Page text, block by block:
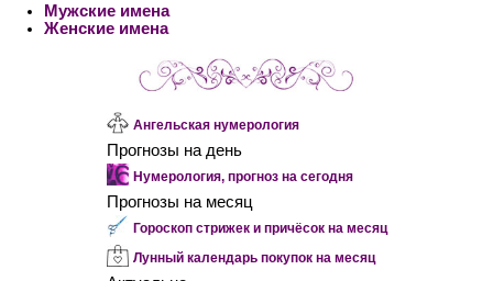
Мужские имена
Женские имена
Ангельская нумерология
Прогнозы на день
Нумерология, прогноз на сегодня
Прогнозы на месяц
Гороскоп стрижек и причёсок на месяц
Лунный календарь покупок на месяц